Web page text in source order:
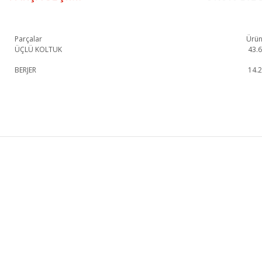
Parçalar
ÜÇLÜ KOLTUK
BERJER